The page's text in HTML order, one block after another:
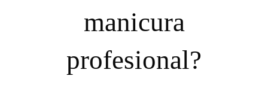
manicura
profesional?